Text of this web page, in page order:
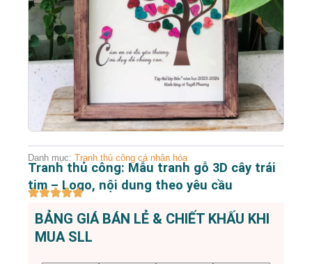
Danh mục: Tranh thủ công cá nhân hóa
Tranh thủ công: Mẫu tranh gỗ 3D cây trái
tim – Logo, nội dung theo yêu cầu
BẢNG GIÁ BÁN LẺ & CHIẾT KHẤU KHI
MUA SLL